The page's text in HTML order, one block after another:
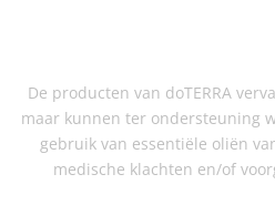
De producten van doTERRA
maar kunnen ter ondersteuning
gebruik van essentiële oliën
medische klachten en/of